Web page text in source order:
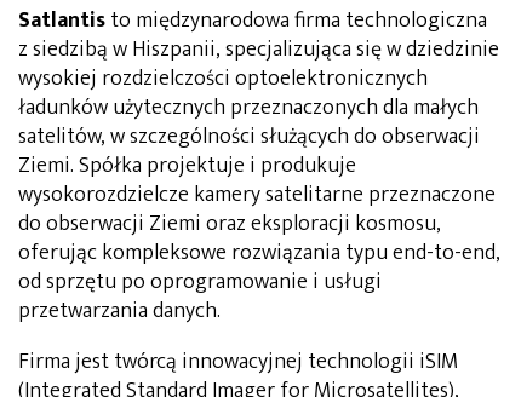
Satlantisto międzynarodowa firma technologiczna
z siedzibą w Hiszpanii, specjalizująca się w dziedzinie
wysokiej rozdzielczości optoelektronicznych
ładunków użytecznych przeznaczonych dla małych
satelitów, w szczególności służących do obserwacji
Ziemi. Spółka projektuje i produkuje
wysokorozdzielcze kamery satelitarne przeznaczone
do obserwacji Ziemi oraz eksploracji kosmosu,
oferując kompleksowe rozwiązania typu end-to-end,
od sprzętu po oprogramowanie i usługi
przetwarzania danych.
Firma jest twórcą innowacyjnej technologii iSIM